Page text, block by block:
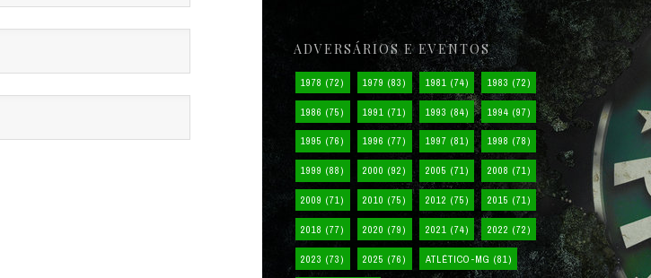
ADVERSÁRIOS E EVENTOS
1978 (72) 1979 (83) 1981 (74) 1983 (72)
1986 (75) 1991 (71) 1993 (84) 1994 (97)
1995 (76) 1996 (77) 1997 (81) 1998 (78)
1999 (88) 2000 (92) 2005 (71) 2008 (71)
2009 (71) 2010 (75) 2012 (75) 2015 (71)
2018 (77) 2020 (79) 2021 (74) 2022 (72)
2023 (73) 2025 (76) ATLÉTICO-MG (81)